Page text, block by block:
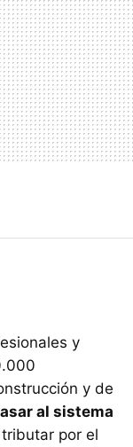
y
y de
al sistema
por el